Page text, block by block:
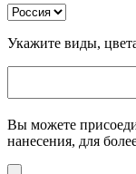
Укажите виды,
Вы можете
нанесения, для